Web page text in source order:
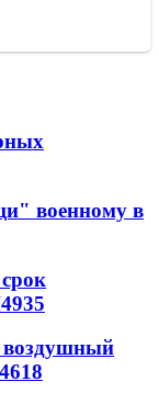
военному в
4935
воздушный
4618